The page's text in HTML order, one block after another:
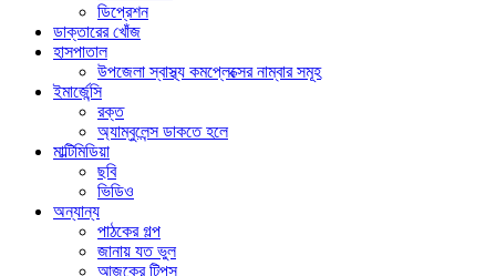
ডিপ্রেশন
ডাক্তারের খোঁজ
হাসপাতাল
উপজেলা স্বাস্থ্য কমপ্লেক্সের নাম্বার সমূহ
ইমার্জেন্সি
রক্ত
অ্যাম্বুলেন্স ডাকতে হলে
মাল্টিমিডিয়া
ছবি
ভিডিও
অন্যান্য
পাঠকের গল্প
জানায় যত ভুল
আজকের টিপস